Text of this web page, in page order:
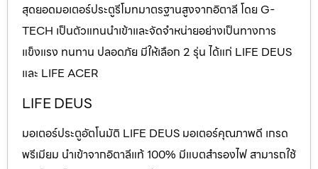
สุดยอดมอเตอร์ประตูรีโมทมาตรฐานสูงจากอิตาลี โดย G-
TECH เป็นตัวแทนนำเข้าและจัดจำหน่ายอย่างเป็นทางการ
แข็งแรง ทนทาน ปลอดภัย มีให้เลือก 2 รุ่น ได้แก่ LIFE DEUS
และ LIFE ACER
LIFE DEUS
มอเตอร์ประตูอัตโนมัติ LIFE DEUS มอเตอร์คุณภาพดี เกรด
พรีเมียม นำเข้าจากอิตาลีแท้ 100% มีแบตสำรองไฟ สามารถใช้